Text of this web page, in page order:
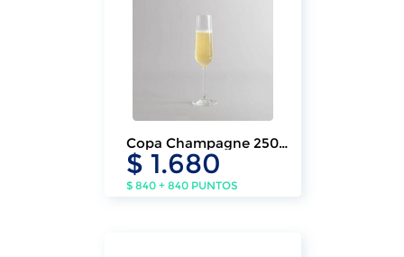
Copa Champagne 250ml
Stone (6 Un.)
$ 1.680
$ 840 + 840 PUNTOS